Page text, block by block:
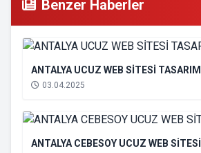
Benzer Haberler
ANTALYA UCUZ WEB SİTESİ TASARIMI
03.04.2025
ANTALYA CEBESOY UCUZ WEB SİTESİ